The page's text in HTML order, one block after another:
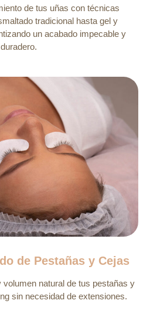
de tus uñas con técnicas
tradicional hasta gel y
un acabado impecable y
duradero.
de Pestañas y Cejas
natural de tus pestañas y
sin necesidad de extensiones.